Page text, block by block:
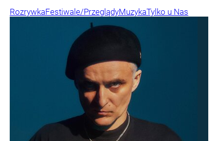
RozrywkaFestiwale/PrzeglądyMuzykaTylko u Nas